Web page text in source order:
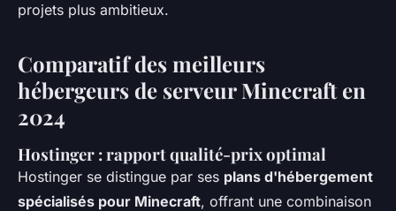
projets plus ambitieux.
Comparatif des meilleurs
hébergeurs de serveur Minecraft en
2024
Hostinger : rapport qualité-prix optimal
Hostinger se distingue par ses plans d'hébergement
spécialisés pour Minecraft, offrant une combinaison